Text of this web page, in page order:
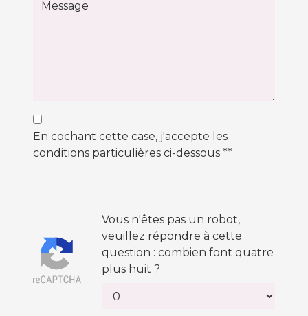
En cochant cette case, j'accepte les
conditions particulières ci-dessous **
Vous n'êtes pas un robot,
veuillez répondre à cette
question : combien font quatre
plus huit ?